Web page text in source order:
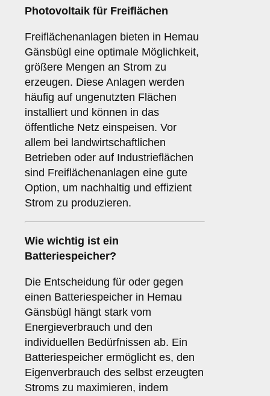
Photovoltaik für Freiflächen
Freiflächenanlagen bieten in Hemau
Gänsbügl eine optimale Möglichkeit,
größere Mengen an Strom zu
erzeugen. Diese Anlagen werden
häufig auf ungenutzten Flächen
installiert und können in das
öffentliche Netz einspeisen. Vor
allem bei landwirtschaftlichen
Betrieben oder auf Industrieflächen
sind Freiflächenanlagen eine gute
Option, um nachhaltig und effizient
Strom zu produzieren.
Wie wichtig ist ein
Batteriespeicher?
Die Entscheidung für oder gegen
einen Batteriespeicher in Hemau
Gänsbügl hängt stark vom
Energieverbrauch und den
individuellen Bedürfnissen ab. Ein
Batteriespeicher ermöglicht es, den
Eigenverbrauch des selbst erzeugten
Stroms zu maximieren, indem